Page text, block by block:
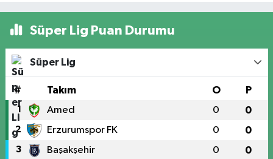
Süper Lig Puan Durumu
Süper Lig
# Takım O P
1 Amed 0 0
2 Erzurumspor FK 0 0
3 Başakşehir 0 0